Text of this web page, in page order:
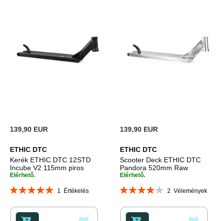
139,90 EUR
ETHIC DTC
Kerék ETHIC DTC 12STD
Incube V2 115mm piros
Elérhető.
Rating:
1 Értékelés
139,90 EUR
ETHIC DTC
Scooter Deck ETHIC DTC
Pandora 520mm Raw
Elérhető.
Rating:
2Vélemények